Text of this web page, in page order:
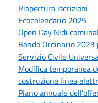
Riapertura iscrizioni
Ecocalendario 2025
Open Day Nidi
Bando Ordinario
Servizio Civile
Modifica temporanea
costruzione linea
Piano annuale